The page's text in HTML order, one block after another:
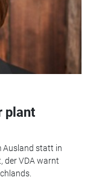
plant
Ausland statt in
der VDA warnt